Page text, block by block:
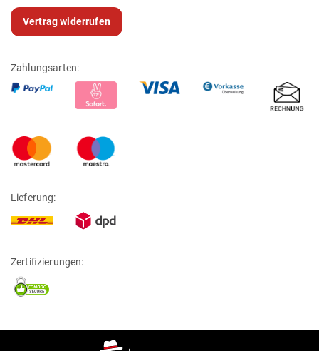
Vertrag widerrufen
Zahlungsarten:
Lieferung:
Zertifizierungen: